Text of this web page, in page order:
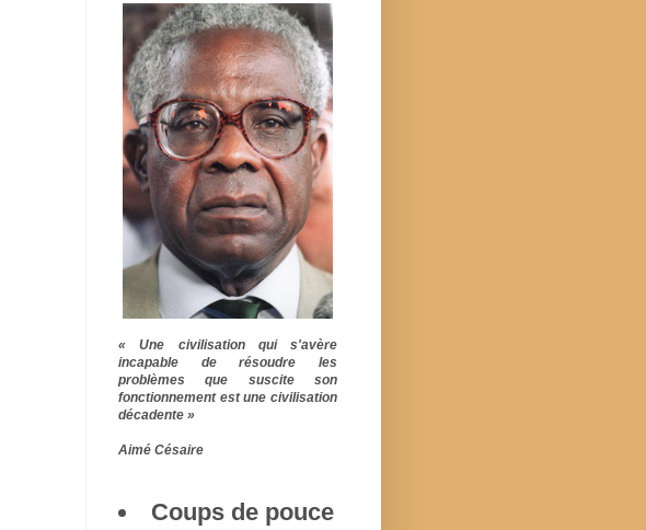
« Une civilisation qui s'avère
incapable de résoudre les
problèmes que suscite son
fonctionnement est une civilisation
décadente »
Aimé Césaire
Coups de pouce